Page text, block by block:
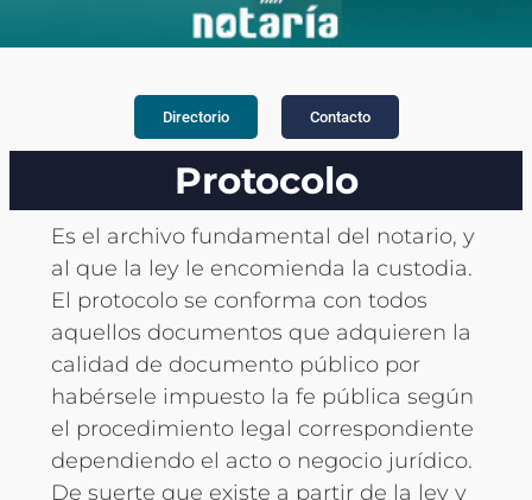
Directorio Contacto
Protocolo
Es el archivo fundamental del notario, y
al que la ley le encomienda la custodia.
El protocolo se conforma con todos
aquellos documentos que adquieren la
calidad de documento público por
habérsele impuesto la fe pública según
el procedimiento legal correspondiente
dependiendo el acto o negocio jurídico.
De suerte que existe a partir de la ley y